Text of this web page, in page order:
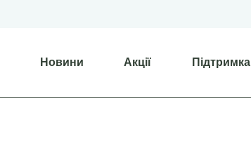
Новини Акції Підтримка